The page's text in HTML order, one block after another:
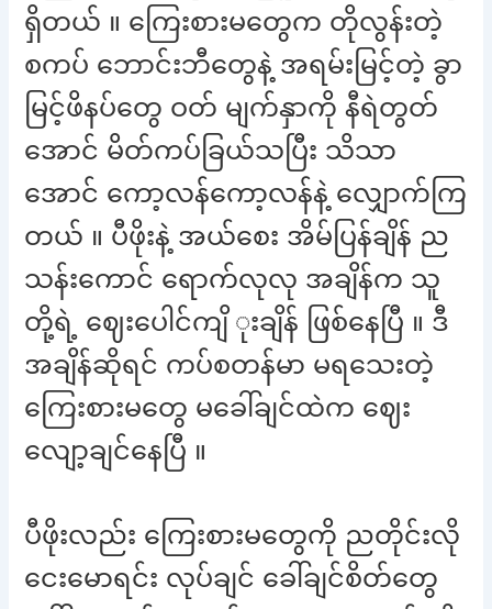
ရှိတယ် ။ ကြေးစားမတွေက တိုလွန်းတဲ့
စကပ် ဘောင်းဘီတွေနဲ့ အရမ်းမြင့်တဲ့ ခွာ
မြင့်ဖိနပ်တွေ ဝတ် မျက်နှာကို နီရဲတွတ်
အောင် မိတ်ကပ်ခြယ်သပြီး သိသာ
အောင် ကော့လန်ကော့လန်နဲ့ လျှောက်ကြ
တယ် ။ ပီဖိုးနဲ့ အယ်စေး အိမ်ပြန်ချိန် ည
သန်းကောင် ရောက်လုလု အချိန်က သူ
တို့ရဲ့ ဈေးပေါင်ကျိ ုးချိန် ဖြစ်နေပြီ ။ ဒီ
အချိန်ဆိုရင် ကပ်စတန်မာ မရသေးတဲ့
ကြေးစားမတွေ မခေါ်ချင်ထဲက ဈေး
လျော့ချင်နေပြီ ။
ပီဖိုးလည်း ကြေးစားမတွေကို ညတိုင်းလို
ငေးမောရင်း လုပ်ချင် ခေါ်ချင်စိတ်တွေ